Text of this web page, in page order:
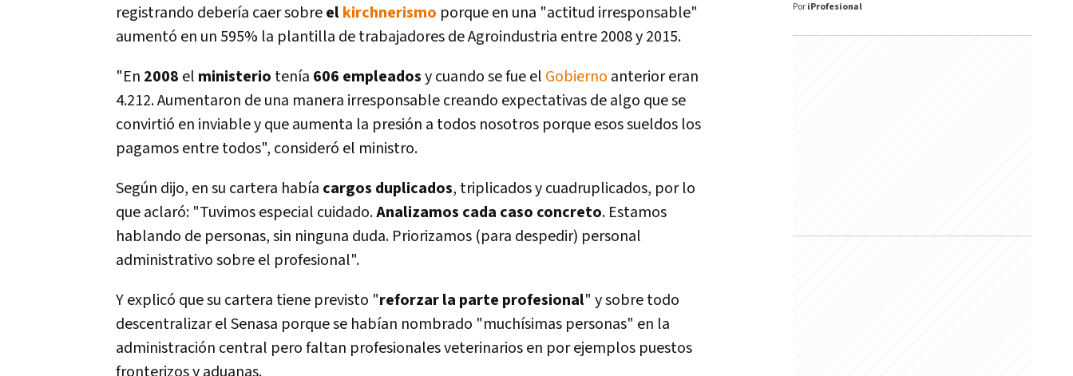
registrando deberí­a caer sobreelkirchnerismo porque en una "actitud irresponsable"
aumentó en un 595% la plantilla de trabajadores de Agroindustria entre 2008 y 2015.
"En 2008 el ministerio tení­a 606 empleadosy cuando se fue el Gobierno anterior eran
4.212. Aumentaron de una manera irresponsable creando expectativas de algo que se
convirtió en inviable y que aumenta la presión a todos nosotros porque esos sueldos los
pagamos entre todos", consideró el ministro.
Según dijo, en su cartera habí­a cargos duplicados, triplicados y cuadruplicados, por lo
que aclaró: "Tuvimos especial cuidado.Analizamos cada caso concreto. Estamos
hablando de personas, sin ninguna duda. Priorizamos (para despedir) personal
administrativo sobre el profesional".
Y explicó que su cartera tiene previsto "reforzar la parte profesional" y sobre todo
descentralizar el Senasa porque se habí­an nombrado "muchí­simas personas" en la
administración central pero faltan profesionales veterinarios en por ejemplos puestos
Por iProfesional